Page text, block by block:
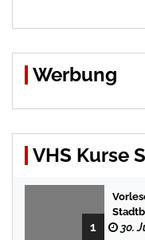
Werbung
VHS Kurse
1 30.